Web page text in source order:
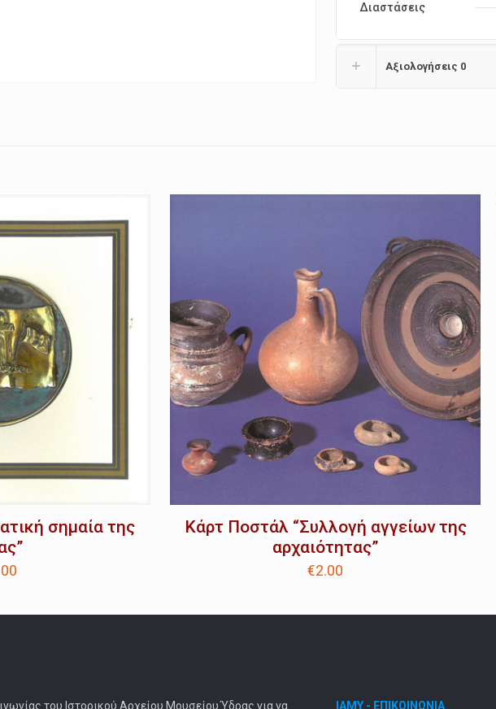
Διαστάσεις
Αξιολογήσεις 0
σημαία της
Κάρτ Ποστάλ “Συλλογή αγγείων της
αρχαιότητας”
€2.00
του Ιστορικού Αρχείου Μουσείου Ύδρας για να
ΙΑΜΥ - ΕΠΙΚΟΙΝΩΝΙΑ